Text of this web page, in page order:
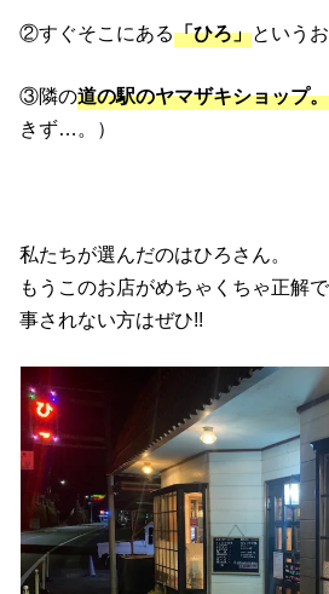
②すぐそこにある「ひろ」というお
③隣の道の駅のヤマザキショップ。
きず…。）
私たちが選んだのはひろさん。
もうこのお店がめちゃくちゃ正解
事されない方はぜひ!!